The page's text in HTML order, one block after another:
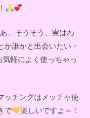
あ、そうそう、実はわ
誰かと出会いたい・
軽によく使っちゃっ
ッチングはメッチャ使
で
楽しいですよ～！